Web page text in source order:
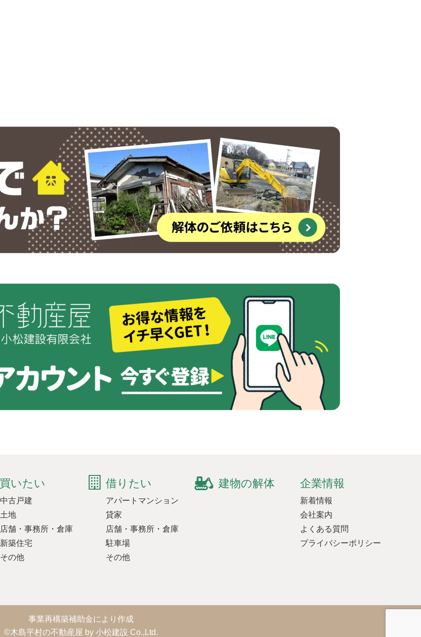
買いたい
中古戸建
土地
店舗・事務所・倉庫
新築住宅
その他
借りたい
アパートマンション
貸家
店舗・事務所・倉庫
駐車場
その他
建物の解体 企業情報
新着情報
会社案内
よくある質問
プライバシーポリシー
事業再構築補助金により作成
©木島平村の不動産屋 by 小松建設 Co.,Ltd.